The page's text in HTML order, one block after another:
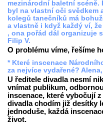
mezinárodní baletní
byl na vlastní oči svědkem
kolegů tanečníků má
a vlastně i když každý ví,
, ona pořád dál organizuje
Filip V.
O problému víme, řešíme
* Které inscenace
za nejvíce vydařené?
U ředitele divadla nesmí
vnímat publikum,
inscenace, které vybočují
divadla chodím již desítky
jednoduše, každá
život.